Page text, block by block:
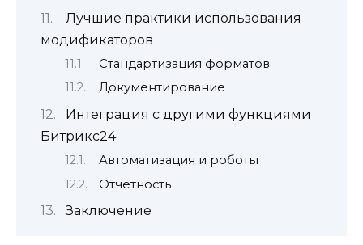
Лучшие практики использования
модификаторов
Стандартизация форматов
Документирование
Интеграция с другими функциями
Битрикс24
Автоматизация и роботы
Отчетность
Заключение